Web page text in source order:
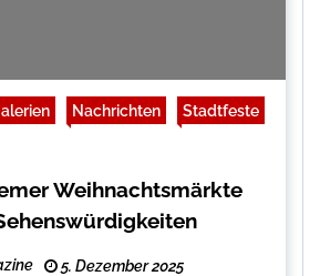
Nachrichten Stadtfeste
Weihnachtsmärkte
5. Dezember 2025